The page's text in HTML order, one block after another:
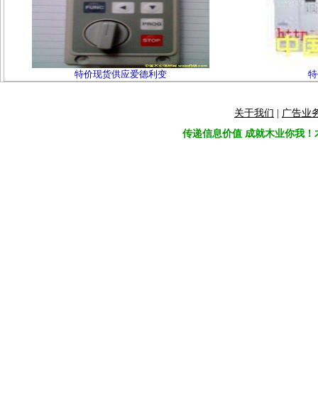
特价现货供应爱德利变
关于我们
广告业
传递信息价值 成就木业你我